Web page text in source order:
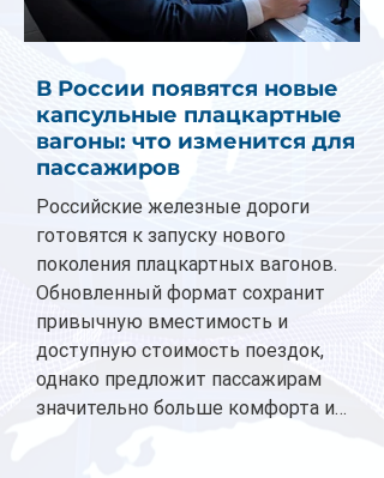
В России появятся новые
капсульные плацкартные
вагоны: что изменится для
пассажиров
Российские железные дороги
готовятся к запуску нового
поколения плацкартных вагонов.
Обновленный формат сохранит
привычную вместимость и
доступную стоимость поездок,
однако предложит пассажирам
значительно больше комфорта и